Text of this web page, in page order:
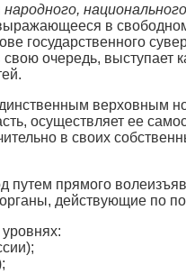
народного,
в
государственного
свою очередь,
верховным
осуществляет ее
в своих
путем прямого
действующие по